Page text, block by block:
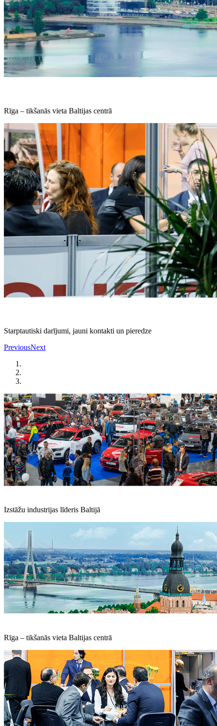
Rīga – tikšanās vieta Baltijas centrā
Starptautiski darījumi, jauni kontakti un pieredze
PreviousNext
Izstāžu industrijas līderis Baltijā
Rīga – tikšanās vieta Baltijas centrā